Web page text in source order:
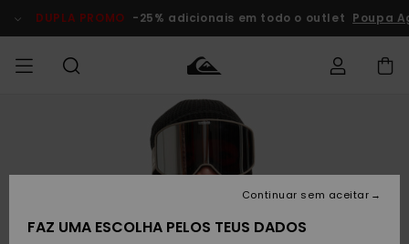
do
DUPLA PROMO -25% adicionais em todo o outlet Poupa
Roupas
MENINO
Roupas
MULHER
Shop
chegados
Surf Shop
Homem
Crianças
Artigos
Neve
Homem
Artigos
Outlet
Homem
Criança
Acede à tua
encomenda
Devoluções
FAZ UMA ESCOLHA PELOS TEUS DADOS
Continuar sem aceitar